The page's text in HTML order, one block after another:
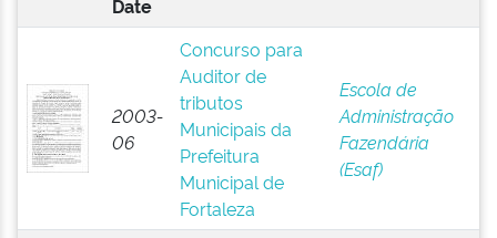
Date
2003-
06
Concurso para
Auditor de
tributos
Municipais da
Prefeitura
Municipal de
Fortaleza
Escola de
Administração
Fazendária
(Esaf)